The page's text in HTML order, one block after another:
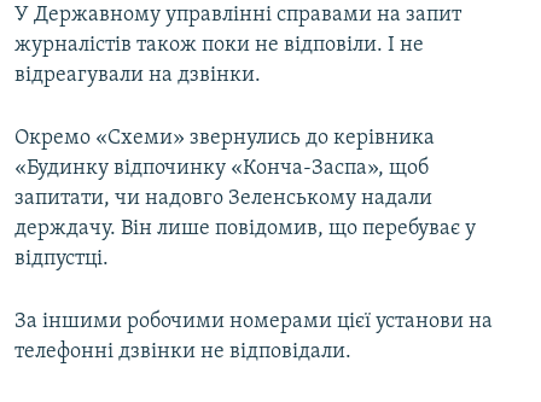
У Державному управлінні справами на запит
журналістів також поки не відповіли. І не
відреагували на дзвінки.
Окремо «Схеми» звернулись до керівника
«Будинку відпочинку «Конча-Заспа», щоб
запитати, чи надовго Зеленському надали
держдачу. Він лише повідомив, що перебуває у
відпустці.
За іншими робочими номерами цієї установи на
телефонні дзвінки не відповідали.